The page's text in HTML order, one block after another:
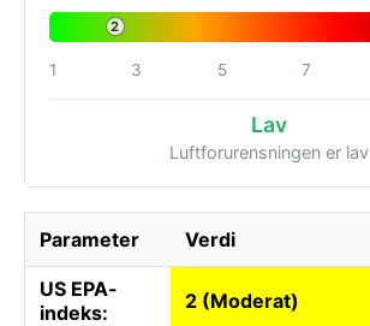
2
1 3 5 7
Lav
Luftforurensningen er lav
Parameter Verdi
US EPA-
indeks:
2 (Moderat)